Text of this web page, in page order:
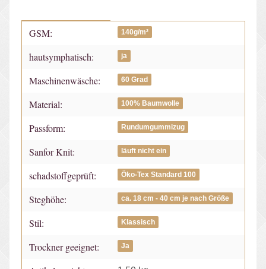
Produkteigenschaft
Wert
GSM: 140g/m²
hautsymphatisch: ja
Maschinenwäsche: 60 Grad
Material: 100% Baumwolle
Passform: Rundumgummizug
Sanfor Knit: läuft nicht ein
schadstoffgeprüft: Öko-Tex Standard 100
Steghöhe: ca. 18 cm - 40 cm je nach Größe
Stil: Klassisch
Trockner geeignet: Ja